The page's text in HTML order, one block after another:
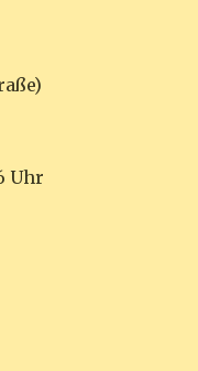
Uhr